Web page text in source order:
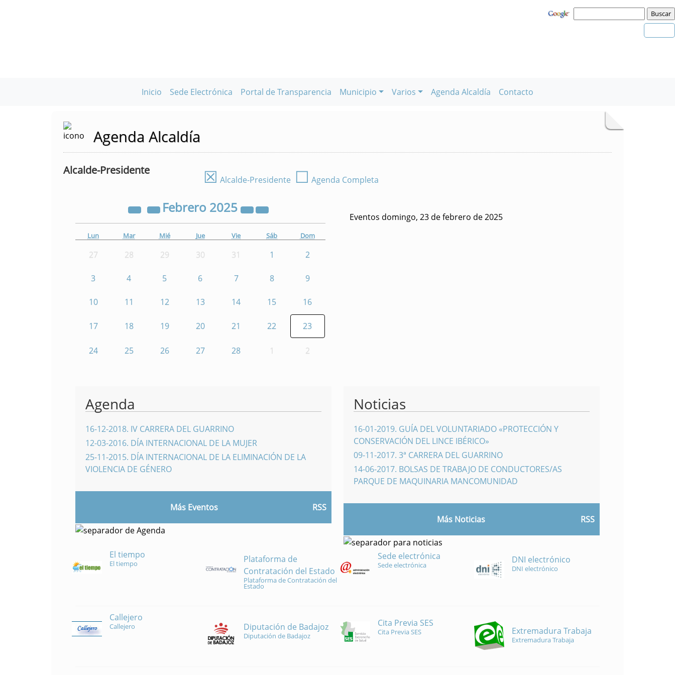
Inicio Sede Electrónica Portal de Transparencia Municipio Varios Agenda Alcaldía Contacto
Agenda Alcaldía
Alcalde-Presidente ☒ Alcalde-Presidente ☐ Agenda Completa
Febrero 2025
Lun Mar Mié Jue Vie Sáb Dom
27 28 29 30 31 1 2
3 4 5 6 7 8 9
10 11 12 13 14 15 16
17 18 19 20 21 22 23
24 25 26 27 28 1 2
Eventos domingo, 23 de febrero de 2025
Agenda
16-12-2018. IV CARRERA DEL GUARRINO
12-03-2016. DÍA INTERNACIONAL DE LA MUJER
25-11-2015. DÍA INTERNACIONAL DE LA ELIMINACIÓN DE LA
VIOLENCIA DE GÉNERO
Más Eventos RSS
Noticias
16-01-2019. GUÍA DEL VOLUNTARIADO «PROTECCIÓN Y
CONSERVACIÓN DEL LINCE IBÉRICO»
09-11-2017. 3ª CARRERA DEL GUARRINO
14-06-2017. BOLSAS DE TRABAJO DE CONDUCTORES/AS
PARQUE DE MAQUINARIA MANCOMUNIDAD
Más Noticias RSS
El tiempo
El tiempo
Plataforma de
Contratación del Estado
Plataforma de Contratación del
Estado
Sede electrónica
Sede electrónica DNI electrónico
DNI electrónico
Callejero
Callejero Diputación de Badajoz
Diputación de Badajoz
Cita Previa SES
Cita Previa SES Extremadura Trabaja
Extremadura Trabaja